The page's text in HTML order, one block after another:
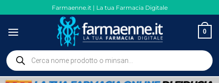
ai
contenuti
Farmaenne.it | La tua Farmacia Digitale
0
Ricerca
prodotti